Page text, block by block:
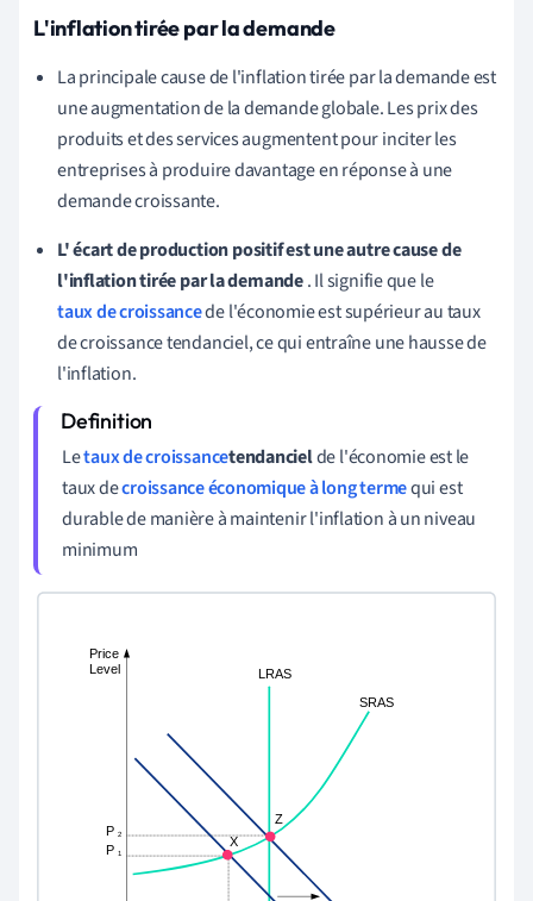
L'inflation tirée par la demande
La principale cause de l'inflation tirée par la demande est
une augmentation de la demande globale. Les prix des
produits et des services augmentent pour inciter les
entreprises à produire davantage en réponse à une
demande croissante.
L'écart de production positif est une autre cause de
l'inflation tirée par la demande. Il signifie que le
taux de croissancede l'économie est supérieur au taux
de croissance tendanciel, ce qui entraîne une hausse de
l'inflation.
Letaux de croissancetendancielde l'économie est le
taux decroissance économique à long termequi est
durable de manière à maintenir l'inflation à un niveau
minimum